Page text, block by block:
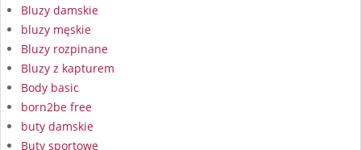
Bluzy damskie
bluzy męskie
Bluzy rozpinane
Bluzy z kapturem
Body basic
born2be free
buty damskie
Buty sportowe